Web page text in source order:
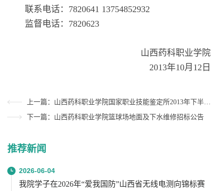
联系电话：7820641 13754852932
监督电话：7820623
山西药科职业学院
2013年10月12日
上一篇：山西药科职业学院国家职业技能鉴定所2013年下半年职业技能鉴定公告
下一篇：山西药科职业学院篮球场地面及下水维修招标公告
推荐新闻
2026-06-04
我院学子在2026年“爱我国防”山西省无线电测向锦标赛